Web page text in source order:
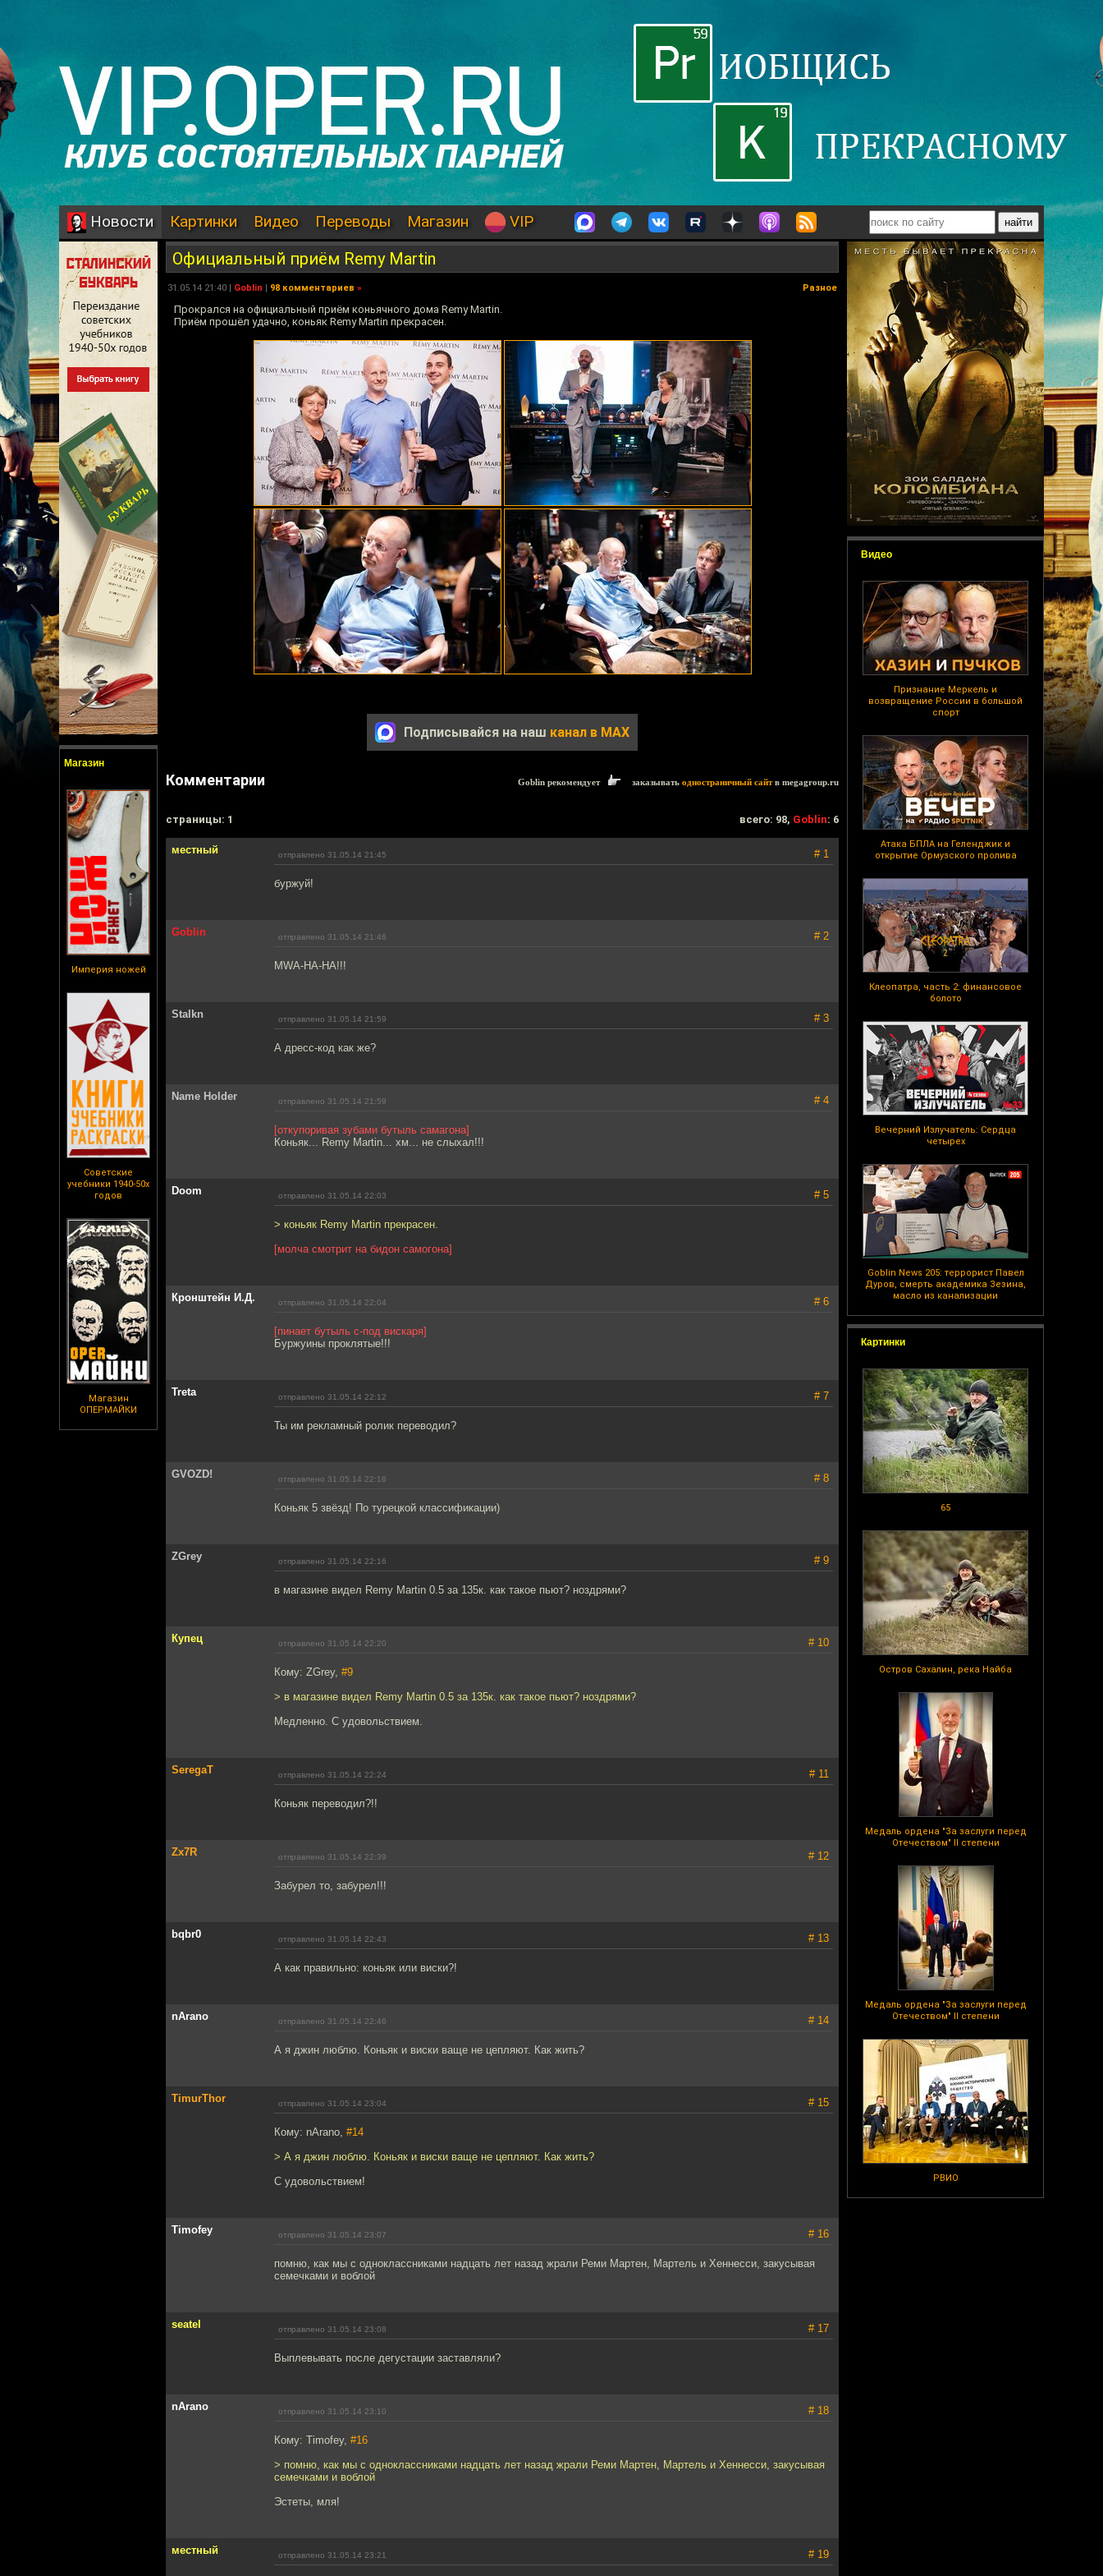
Новости Картинки Видео Переводы Магазин VIP
Магазин
Империя ножей
Советские
учебники 1940-50х
годов
Магазин
ОПЕРМАЙКИ
Видео
Признание Меркель и
возвращение России в большой
спорт
Атака БПЛА на Геленджик и
открытие Ормузского пролива
Клеопатра, часть 2: финансовое
болото
Вечерний Излучатель: Сердца
четырех
Goblin News 205: террорист Павел
Дуров, смерть академика Зезина,
масло из канализации
Картинки
65
Остров Сахалин, река Найба
Медаль ордена "За заслуги перед
Отечеством" II степени
Медаль ордена "За заслуги перед
Отечеством" II степени
РВИО
Официальный приём Remy Martin
31.05.14 21:40 | Goblin | 98 комментариев » Разное
Прокрался на официальный приём коньячного дома Remy Martin.
Приём прошёл удачно, коньяк Remy Martin прекрасен.
Подписывайся на наш канал в MAX
Комментарии Goblin рекомендует заказывать одностраничный сайтв megagroup.ru
cтраницы: 1 всего: 98, Goblin: 6
местный отправлено 31.05.14 21:45 # 1
буржуй!
Goblin отправлено 31.05.14 21:46 # 2
MWA-HA-HA!!!
Stalkn отправлено 31.05.14 21:59 # 3
А дресс-код как же?
Name Holder отправлено 31.05.14 21:59 # 4
[откупоривая зубами бутыль самагона]
Коньяк... Remy Martin... хм... не слыхал!!!
Doom отправлено 31.05.14 22:03 # 5
> коньяк Remy Martin прекрасен.
[молча смотрит на бидон самогона]
Кронштейн И.Д. отправлено 31.05.14 22:04 # 6
[пинает бутыль с-под вискаря]
Буржуины проклятые!!!
Treta отправлено 31.05.14 22:12 # 7
Ты им рекламный ролик переводил?
GVOZD! отправлено 31.05.14 22:16 # 8
Коньяк 5 звёзд! По турецкой классификации)
ZGrey отправлено 31.05.14 22:16 # 9
в магазине видел Remy Martin 0.5 за 135к. как такое пьют? ноздрями?
Купец отправлено 31.05.14 22:20 # 10
Кому: ZGrey, #9
> в магазине видел Remy Martin 0.5 за 135к. как такое пьют? ноздрями?
Медленно. С удовольствием.
SeregaT отправлено 31.05.14 22:24 # 11
Коньяк переводил?!!
Zx7R отправлено 31.05.14 22:39 # 12
Забурел то, забурел!!!
bqbr0 отправлено 31.05.14 22:43 # 13
А как правильно: коньяк или виски?!
nArano отправлено 31.05.14 22:46 # 14
А я джин люблю. Коньяк и виски ваще не цепляют. Как жить?
TimurThor отправлено 31.05.14 23:04 # 15
Кому: nArano, #14
> А я джин люблю. Коньяк и виски ваще не цепляют. Как жить?
С удовольствием!
Timofey отправлено 31.05.14 23:07 # 16
помню, как мы с одноклассниками надцать лет назад жрали Реми Мартен, Мартель и Хеннесси, закусывая
семечками и воблой
seatel отправлено 31.05.14 23:08 # 17
Выплевывать после дегустации заставляли?
nArano отправлено 31.05.14 23:10 # 18
Кому: Timofey, #16
> помню, как мы с одноклассниками надцать лет назад жрали Реми Мартен, Мартель и Хеннесси, закусывая
семечками и воблой
Эстеты, мля!
местный отправлено 31.05.14 23:21 # 19